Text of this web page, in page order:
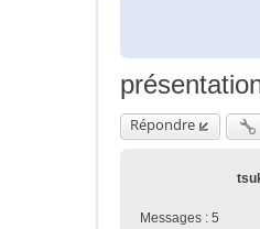
Répondre
Messages : 5